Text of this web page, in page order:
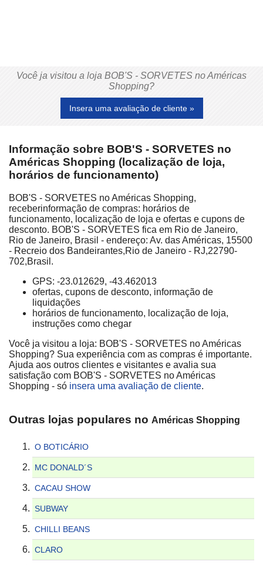
Você ja visitou a loja BOB'S - SORVETES no Américas
Shopping?
Insera uma avaliação de cliente »
Informação sobre BOB'S - SORVETES no
Américas Shopping (localização de loja,
horários de funcionamento)
BOB'S - SORVETES no Américas Shopping,
receberinformação de compras: horários de
funcionamento, localização de loja e ofertas e cupons de
desconto. BOB'S - SORVETES fica em Rio de Janeiro,
Rio de Janeiro, Brasil - endereço: Av. das Américas, 15500
- Recreio dos Bandeirantes,Rio de Janeiro - RJ,22790-
702,Brasil.
GPS: -23.012629, -43.462013
ofertas, cupons de desconto, informação de
liquidações
horários de funcionamento, localização de loja,
instruções como chegar
Você ja visitou a loja: BOB'S - SORVETES no Américas
Shopping? Sua experiência com as compras é importante.
Ajuda aos outros clientes e visitantes e avalia sua
satisfação com BOB'S - SORVETES no Américas
Shopping - só insera uma avaliação de cliente.
Outras lojas populares no Américas Shopping
O BOTICÁRIO
MC DONALD´S
CACAU SHOW
SUBWAY
CHILLI BEANS
CLARO